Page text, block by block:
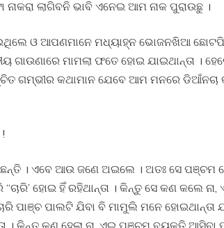
ନାକରା ଲାଗିବନି ଭାବି ଏନେଇ ଆମ ନାକ ପୁରାଉଛୁ ।
ଓ ଆପଣମାନେ ମଧ୍ୟାହ୍ନ ଭୋଜନଖିଆ
ଗାଉଣାରେ ମାମଲା ଫତେ ହୋଇ ଯାଇଥାନ୍ତା ।
ଗମ୍ଭୀର କଥାମାନ ଯେବେ ଆମ ମନରେ ଡିଆଁନଚା
। ଏବେ ଆଉ ଜଣେ ଅଇଲେ । ଅତଃ ସେ ପଞ୍ଚମ
ହୋଇ ହିଁ ରହିଥାନ୍ତା । କିନ୍ତୁ ସେ କଣ କଲେ ନା,
ପାଞ୍ଚ ପାଲଟି ଯିବା ବି ମାମୁଲି ମନେ ହୋଇଥାନ୍ତା